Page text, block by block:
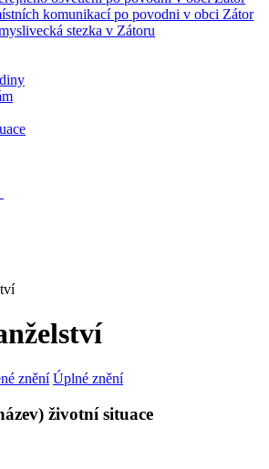
komunikací po povodni v obci Zátor
stezka v Zátoru
znění Úplné znění
životní situace